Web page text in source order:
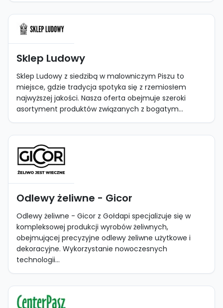
Sklep Ludowy
Sklep Ludowy z siedzibą w malowniczym Piszu to
miejsce, gdzie tradycja spotyka się z rzemiosłem
najwyższej jakości. Nasza oferta obejmuje szeroki
asortyment produktów związanych z bogatym...
Odlewy żeliwne - Gicor
Odlewy żeliwne - Gicor z Gołdapi specjalizuje się w
kompleksowej produkcji wyrobów żeliwnych,
obejmującej precyzyjne odlewy żeliwne użytkowe i
dekoracyjne. Wykorzystanie nowoczesnych
technologii...